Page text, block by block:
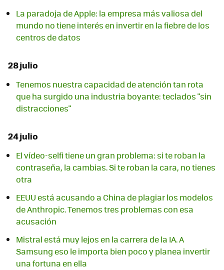
La paradoja de Apple: la empresa más valiosa del
mundo no tiene interés en invertir en la fiebre de los
centros de datos
28 julio
Tenemos nuestra capacidad de atención tan rota
que ha surgido una industria boyante: teclados "sin
distracciones"
24 julio
El vídeo-selfi tiene un gran problema: si te roban la
contraseña, la cambias. Si te roban la cara, no tienes
otra
EEUU está acusando a China de plagiar los modelos
de Anthropic. Tenemos tres problemas con esa
acusación
Mistral está muy lejos en la carrera de la IA. A
Samsung eso le importa bien poco y planea invertir
una fortuna en ella